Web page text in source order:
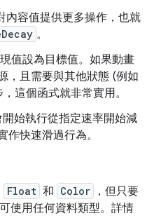
內容值提供更多操作，也就
。
值設為目標值。如果動畫
，且需要與其他狀態 (例如
這個函式就非常實用。
開始執行從指定速率開始減
作快速滑過行為。
Float 和 Color
，但只要
可使用任何資料類型。詳情